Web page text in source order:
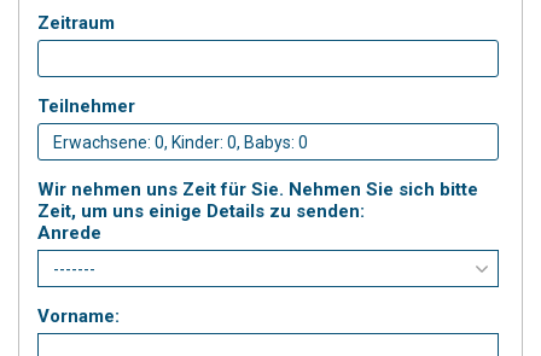
Zeitraum
Teilnehmer
Wir nehmen uns Zeit für Sie. Nehmen Sie sich bitte
Zeit, um uns einige Details zu senden:
Anrede
Vorname: